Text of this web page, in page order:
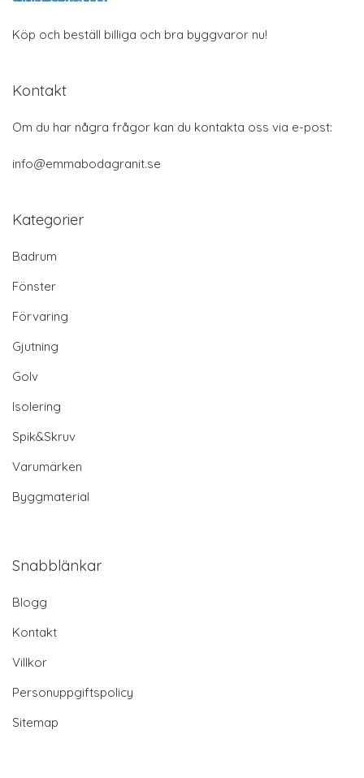
Köp och beställ billiga och bra byggvaror nu!
Kontakt
Om du har några frågor kan du kontakta oss via e-post:
info@emmabodagranit.se
Kategorier
Badrum
Fönster
Förvaring
Gjutning
Golv
Isolering
Spik&Skruv
Varumärken
Byggmaterial
Snabblänkar
Blogg
Kontakt
Villkor
Personuppgiftspolicy
Sitemap